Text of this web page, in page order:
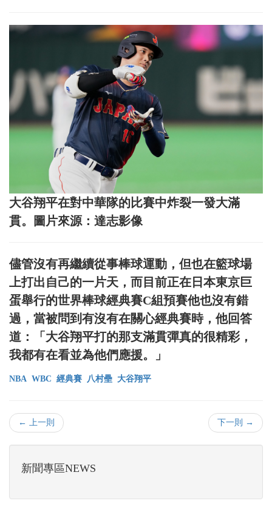
大谷翔平在對中華隊的比賽中炸裂一發大滿
貫。圖片來源：達志影像
儘管沒有再繼續從事棒球運動，但也在籃球場
上打出自己的一片天，而目前正在日本東京巨
蛋舉行的世界棒球經典賽C組預賽他也沒有錯
過，當被問到有沒有在關心經典賽時，他回答
道：「大谷翔平打的那支滿貫彈真的很精彩，
我都有在看並為他們應援。」
NBA WBC 經典賽 八村壘 大谷翔平
← 上一則 下一則 →
新聞專區NEWS